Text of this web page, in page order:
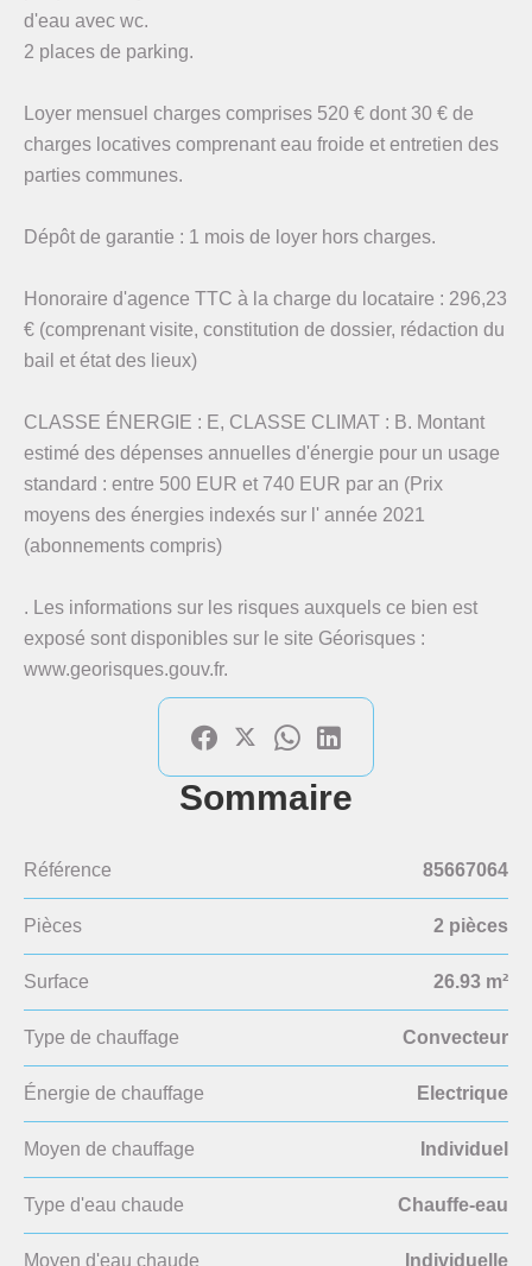
d'eau avec wc.
2 places de parking.
Loyer mensuel charges comprises 520 € dont 30 € de
charges locatives comprenant eau froide et entretien des
parties communes.
Dépôt de garantie : 1 mois de loyer hors charges.
Honoraire d'agence TTC à la charge du locataire : 296,23
€ (comprenant visite, constitution de dossier, rédaction du
bail et état des lieux)
CLASSE ÉNERGIE : E, CLASSE CLIMAT : B. Montant
estimé des dépenses annuelles d'énergie pour un usage
standard : entre 500 EUR et 740 EUR par an (Prix
moyens des énergies indexés sur l' année 2021
(abonnements compris)
. Les informations sur les risques auxquels ce bien est
exposé sont disponibles sur le site Géorisques :
www.georisques.gouv.fr.
Sommaire
Référence 85667064
Pièces 2 pièces
Surface 26.93 m²
Type de chauffage Convecteur
Énergie de chauffage Electrique
Moyen de chauffage Individuel
Type d'eau chaude Chauffe-eau
Moyen d'eau chaude Individuelle